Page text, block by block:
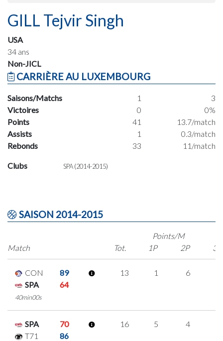
GILL Tejvir Singh
USA
34 ans
Non-JICL
CARRIÈRE AU LUXEMBOURG
Saisons/Matchs 1
3
Victoires
0
0%
Points
41
13.7/match
Assists
1
0.3/match
Rebonds
33 11/match
Clubs SPA (2014-2015)
SAISON 2014-2015
Match
Points/M
Tot.
1P 2P 3P
CON
89
SPA
64
40min00s
13 1 6
SPA
70
T71
86
16 5 4